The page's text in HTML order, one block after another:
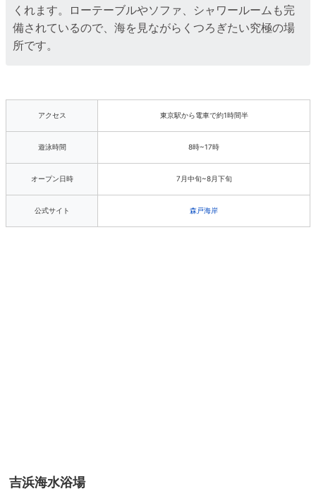
くれます。ローテーブルやソファ、シャワールームも完
備されているので、海を見ながらくつろぎたい究極の場
所です。
アクセス 東京駅から電車で約1時間半
遊泳時間 8時~17時
オープン日時 7月中旬~8月下旬
公式サイト 森戸海岸
吉浜海水浴場